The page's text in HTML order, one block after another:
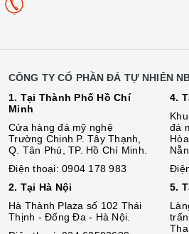
CÔNG TY CỔ PHẦN ĐÁ TỰ NHIÊN
1. Tại Thành Phố Hồ Chí
Minh
Cửa hàng đá mỹ nghệ
Trường Chinh P. Tây Thạnh,
Q. Tân Phú, TP. Hồ Chí Minh.
Điện thoại: 0904 178 983
2. Tại Hà Nội
Hà Thành Plaza số 102 Thái
Thịnh - Đống Đa - Hà Nội.
4.
đá
5.